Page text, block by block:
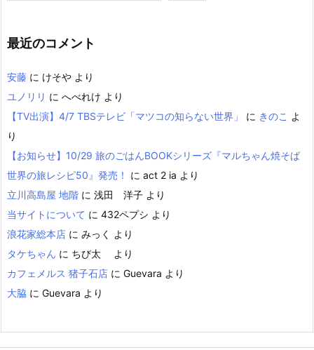
最近のコメント
安藤 に けそや より
ユノリリ に へべれけ より
【TV出演】4/7 TBSテレビ「マツコの知らない世界」
に きのこ よ
り
【お知らせ】10/29 旅のごはんBOOKシリーズ『マルちゃん焼そば
世界の旅レシピ50』発売！
に act 2 ia より
立川高島屋 地階 に 浅田 洋子 より
当サイトについて に 432ペプシ より
浪花家総本店 に みっく
より
タケちゃん に ちび太
より
カフェメルス 猪子石店 に Guevara より
大脇 に Guevara より